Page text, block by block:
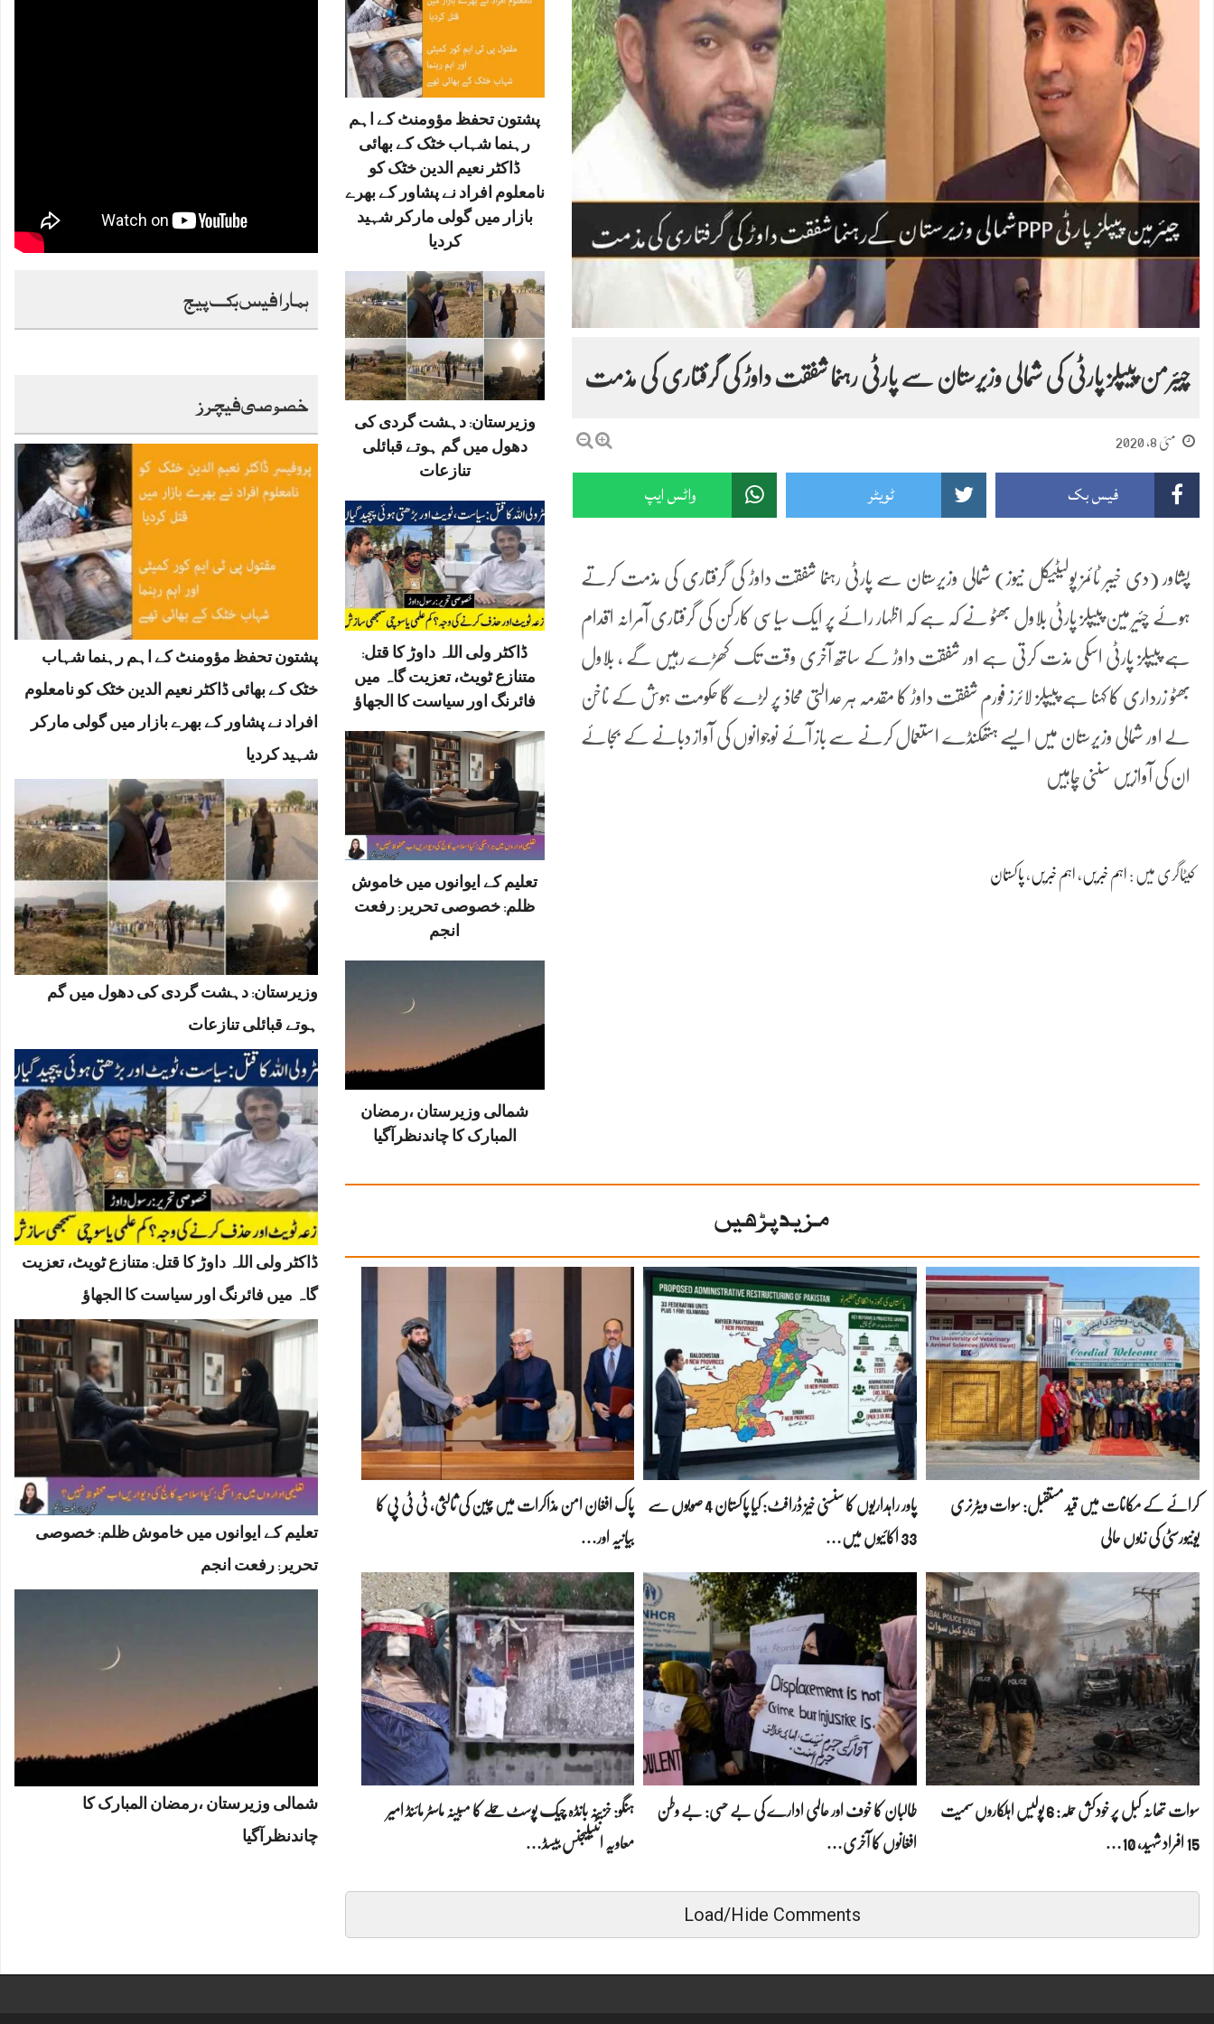
پشتون تحفظ مؤومنٹ کے اہم
رہنما شہاب خٹک کے بھائی
ڈاکٹر نعیم الدین خٹک کو
نامعلوم افراد نے پشاور کے بھرے
بازار میں گولی مارکر شہید
کردیا
وزیرستان: دہشت گردی کی
دھول میں گم ہوتے قبائلی
تنازعات
ڈاکٹر ولی اللہ داوڑ کا قتل:
متنازع ٹویٹ، تعزیت گاہ میں
فائرنگ اور سیاست کا الجھاؤ
تعلیم کے ایوانوں میں خاموش
ظلم: خصوصی تحریر: رفعت
انجم
شمالی وزیرستان ،رمضان
المبارک کا چاندنظرآگیا
چیئرمن پیپلز پارٹی کی شمالی وزیرستان سے پارٹی رہنما شفقت داوڑ کی گرفتاری کی مذمت
مئی 8, 2020
فیس بک ٹویٹر واٹس ایپ
پشاور (دی خیبر ٹائمز پولیٹیکل نیوز) شمالی وزیرستان سے پارٹی رہنما شفقت داوڑ کی گرفتاری کی مذمت کرتے
ہوئے چئیر مین پیپلز پارٹی بلاول بھٹو نے کہ ہے کہ اظہار رائے پر ایک سیاسی کارکن کی گرفتاری آمرانہ اقدام
ہے پیپلز پارٹی اسکی مذت کرتی ہے اور شفقت داوڑ کے ساتھ آخری وقت تک کھڑے رہیں گے ، بلاول
بھٹو زرداری کا کہنا ہے پیپلز لائرز فورم شفقت داوڑ کا مقدمہ ہر عدالتی محاذ پر لڑے گا حکومت ہوش کے ناخن
لے اور شمالی وزیرستان میں ایسے ہتھکنڈے استعمال کرنے سے باز آئے نوجوانوں کی آواز دبانے کے بجائے
ان کی آوازیں سننی چاہیں
کیٹاگری میں : اہم خبریں ، اہم خبریں ، پاکستان
مزید پڑھیں
کرائے کے مکانات میں قید مستقبل: سوات ویٹرنری
یونیورسٹی کی زبوں حالی
پاور راہداریوں کا سنسنی خیز ڈرافٹ: کیا پاکستان 4 صوبوں سے
33 اکائیوں میں…
پاک افغان امن مذاکرات میں چین کی ثالثی، ٹی ٹی پی کا
بیانیہ اور…
سوات تھانہ کبل پر خودکش حملہ: 6 پولیس اہلکاروں سمیت
15 افراد شہید، 10…
طالبان کا خوف اور عالمی ادارے کی بے حسی: بے وطن
افغانوں کا آخری…
ہنگو: خزینہ بانڈہ چیک پوسٹ حملے کا مبینہ ماسٹر مائنڈ امیر
معاویہ انٹیلیجنس بیسڈ…
Load/Hide Comments
ہمارا فیس بک پیج
خصوصی فیچرز
پشتون تحفظ مؤومنٹ کے اہم رہنما شہاب
خٹک کے بھائی ڈاکٹر نعیم الدین خٹک کو نامعلوم
افراد نے پشاور کے بھرے بازار میں گولی مارکر
شہید کردیا
وزیرستان: دہشت گردی کی دھول میں گم
ہوتے قبائلی تنازعات
ڈاکٹر ولی اللہ داوڑ کا قتل: متنازع ٹویٹ، تعزیت
گاہ میں فائرنگ اور سیاست کا الجھاؤ
تعلیم کے ایوانوں میں خاموش ظلم: خصوصی
تحریر: رفعت انجم
شمالی وزیرستان ،رمضان المبارک کا
چاندنظرآگیا